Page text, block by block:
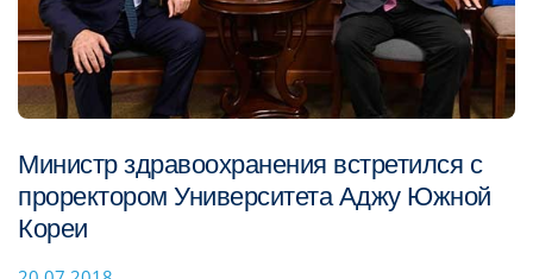
Министр здравоохранения встретился с
проректором Университета Аджу Южной
Кореи